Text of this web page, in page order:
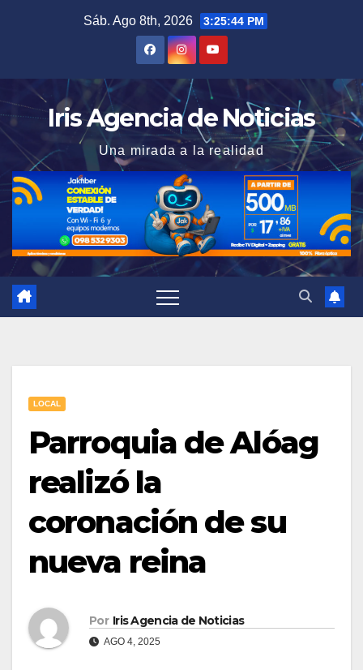
Sáb. Ago 8th, 2026 3:25:45 PM
Iris Agencia de Noticias
Una mirada a la realidad
LOCAL
Parroquia de Alóag
realizó la
coronación de su
nueva reina
Por Iris Agencia de Noticias
AGO 4, 2025